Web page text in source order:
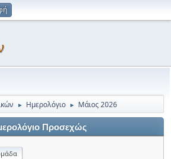
► Ημερολόγιο ► Μάιος 2026
Προσεχώς